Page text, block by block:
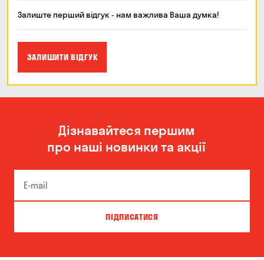
Залиште перший відгук - нам важлива Ваша думка!
ЗАЛИШИТИ ВІДГУК
Дізнавайтеся першим
про наші новинки та акції
ПІДПИСАТИСЯ